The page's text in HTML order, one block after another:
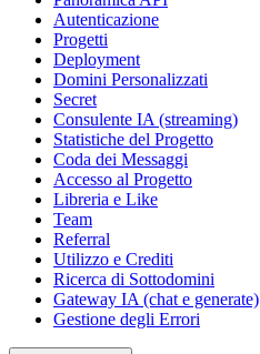
Autenticazione
Progetti
Deployment
Domini Personalizzati
Secret
Consulente IA (streaming)
Statistiche del Progetto
Coda dei Messaggi
Accesso al Progetto
Libreria e Like
Team
Referral
Utilizzo e Crediti
Ricerca di Sottodomini
Gateway IA (chat e generate)
Gestione degli Errori